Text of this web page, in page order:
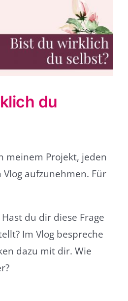
du
meinem Projekt, jeden
aufzunehmen. Für
du dir diese Frage
Im Vlog bespreche
dazu mit dir. Wie